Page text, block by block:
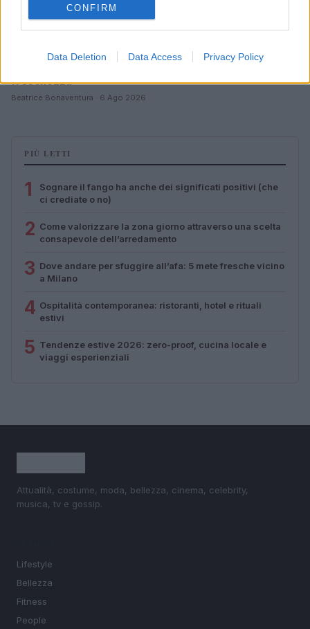
CONFIRM
Data Deletion Data Access Privacy Policy
freschezza
Beatrice Bonaventura · 6 Ago 2026
PIÙ LETTI
1
Sognare il fango ha anche dei significati positivi (che
ci crediate o no)
2 Come valorizzare la zona giorno attraverso una scelta
consapevole dell’arredamento
3 Dove andare per sfuggire all’afa: 5 mete fresche vicino
a Milano
4 Ospitalità contemporanea: ristoranti, hotel e rituali
estivi
5 Tendenze estive 2026: zero-proof, cucina locale e
viaggi esperienziali
Attualità, costume, moda, bellezza, cinema, celebrity,
musica, tv e gossip.
Lifestyle
Bellezza
Fitness
People